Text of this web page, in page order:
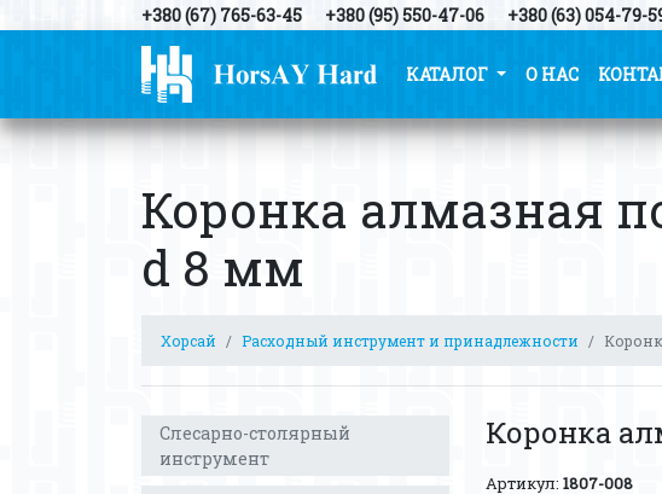
+380 (67) 765-63-45 +380 (95) 550-47-06 +380 (63) 054-79-
КАТАЛОГ О НАС
Коронка алмазная
d 8 мм
Хорсай Расходный инструмент и принадлежности
Слесарно-столярный
инструмент
Коронка
Артикул: 1807-008